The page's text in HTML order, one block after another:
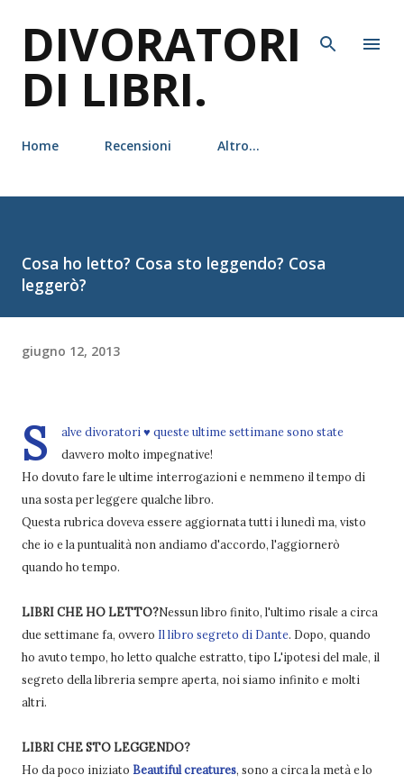
DIVORATORI
DI LIBRI.
Home Recensioni Altro…
Cosa ho letto? Cosa sto leggendo? Cosa
leggerò?
giugno 12, 2013
S
alve divoratori ♥ queste ultime settimane sono state
davvero molto impegnative!
Ho dovuto fare le ultime interrogazioni e nemmeno il tempo di
una sosta per leggere qualche libro.
Questa rubrica doveva essere aggiornata tutti i lunedì ma, visto
che io e la puntualità non andiamo d'accordo, l'aggiornerò
quando ho tempo.
LIBRI CHE HO LETTO?Nessun libro finito, l'ultimo risale a circa
due settimane fa, ovvero Il libro segreto di Dante. Dopo, quando
ho avuto tempo, ho letto qualche estratto, tipo L'ipotesi del male, il
segreto della libreria sempre aperta, noi siamo infinito e molti
altri.
LIBRI CHE STO LEGGENDO?
Ho da poco iniziato Beautiful creatures, sono a circa la metà e lo